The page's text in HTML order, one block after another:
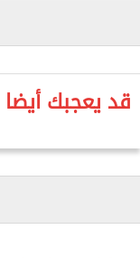
العمليات العسكرية.
وأصدر الدفاع
للعائدين، أبرزها
الطرق والمباني
مشبوهة أو غير
مراقبة الأطفال
قد يعجبك أيضا